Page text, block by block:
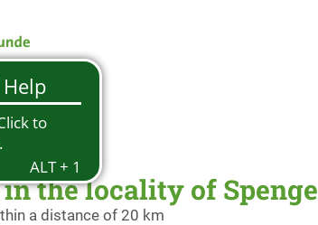
the locality of Spenge
a distance of 20 km